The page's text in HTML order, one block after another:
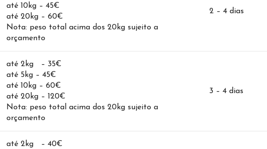
até 10kg – 45€
até 20kg – 60€
Nota: peso total acima dos 20kg sujeito a
orçamento
2 – 4 dias
até 2kg – 35€
até 5kg – 45€
até 10kg – 60€
até 20kg – 120€
Nota: peso total acima dos 20kg sujeito a
orçamento
3 – 4 dias
até 2kg – 40€